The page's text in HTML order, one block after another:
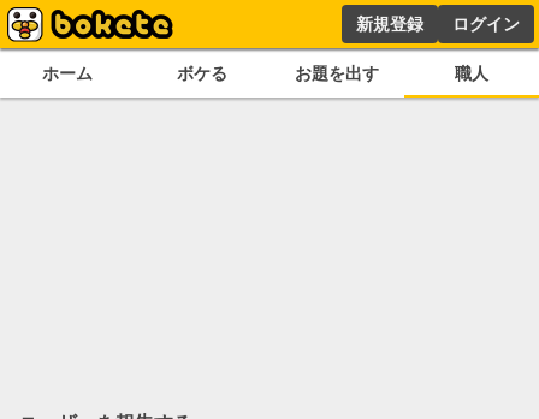
新規登録 ログイン
ホーム ボケる お題を出す 職人